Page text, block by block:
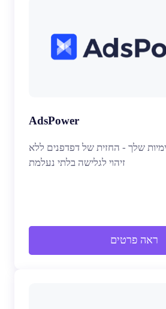
AdsPower
שלך - החזית של דפדפנים ללא
זיהוי לגלישה בלתי נעלמת
ראה פרטים